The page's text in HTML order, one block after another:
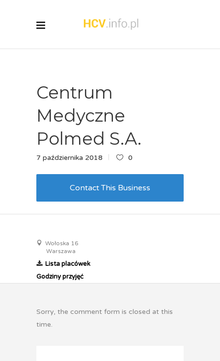
Centrum
Medyczne
Polmed S.A.
7 października 2018 0
Contact This Business
Wołoska 16
Warszawa
Lista placówek
Godziny przyjęć
Sorry, the comment form is closed at this
time.